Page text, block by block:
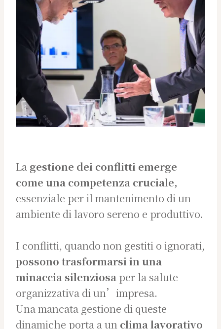
La gestione dei conflitti emerge
come una competenza cruciale,
essenziale per il mantenimento di un
ambiente di lavoro sereno e produttivo.
I conflitti, quando non gestiti o ignorati,
possono trasformarsi in una
minaccia silenziosa per la salute
organizzativa di un’impresa.
Una mancata gestione di queste
dinamiche porta a un clima lavorativo